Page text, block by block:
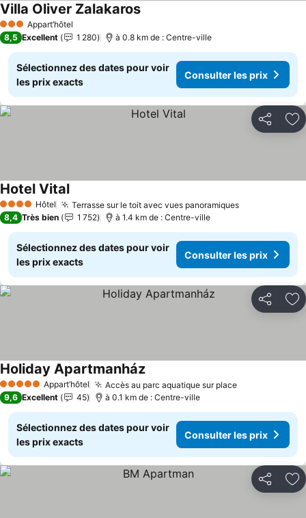
3 ÉtoilesAppart’hôtel
Villa Oliver ZalakarosConsulter les prix
8,5 Excellent 1 280 à 0.8 km de : Centre-ville
Sélectionnez des dates pour voir
les prix exacts
Consulter les prix
Partager
4 Étoiles Hôtel Terrasse sur le toit avec vues panoramiquesConsulter
Hotel VitalConsulter les prix
8,4 Très bien 1 752 à 1.4 km de : Centre-ville
Sélectionnez des dates pour voir
les prix exacts
Consulter les prix
Partager
5 Étoiles Appart’hôtel Accès au parc aquatique sur placeConsulter
Holiday ApartmanházConsulter les prix
9,6 Excellent 45 à 0.1 km de : Centre-ville
Sélectionnez des dates pour voir
les prix exacts
Consulter les prix
Partager